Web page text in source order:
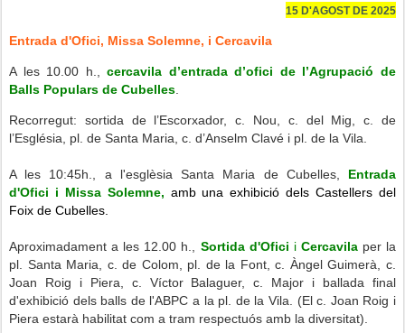
15 D'AGOST DE 2025
Entrada d'Ofici, Missa Solemne, i Cercavila
A les 10.00 h.,
cercavila d’entrada d’ofici de l’Agrupació de
Balls Populars de Cubelles
Recorregut: sortida de l’Escorxador, c. Nou, c. del Mig, c. de
l’Església, pl. de Santa Maria, c. d’Anselm Clavé i pl. de la Vila.
A les 10:45h., a l'esglèsia Santa Maria de Cubelles,
Entrada
d'Ofici i Missa Solemne, amb una exhibició dels Castellers del
Foix de Cubelles.
Aproximadament a les 12.00 h., Sortida d'Ofici i Cercavila per la
pl. Santa Maria, c. de Colom, pl. de la Font, c. Àngel Guimerà, c.
Joan Roig i Piera, c. Víctor Balaguer, c. Major i ballada final
d'exhibició dels balls de l'ABPC a la pl. de la Vila. (El c. Joan Roig i
Piera estarà habilitat com a tram respectuós amb la diversitat).